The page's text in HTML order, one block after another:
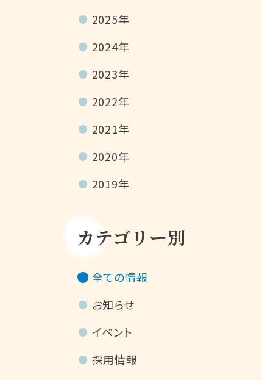
2025年
2024年
2023年
2022年
2021年
2020年
2019年
カテゴリー別
全ての情報
お知らせ
イベント
採用情報